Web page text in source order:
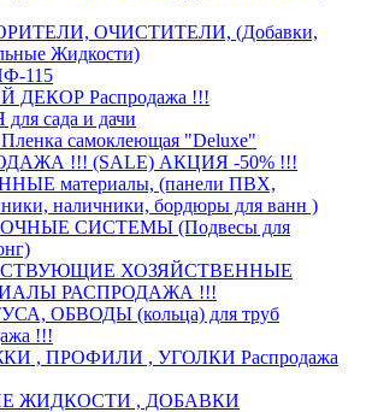
ОЧИСТИТЕЛИ, (Добавки,
Жидкости)
115
ДЕКОР Распродажа !!!
сада и дачи
самоклеющая "Deluxe"
!!! (SALE) АКЦИЯ -50% !!!
материалы, (панели ПВХ,
наличники, бордюры для ванн )
СИСТЕМЫ (Подвесы для
ХОЗЯЙСТВЕННЫЕ
РАСПРОДАЖА !!!
ОБВОДЫ (кольца) для труб
!!!
, ПРОФИЛИ , УГОЛКИ Распродажа
ЖИДКОСТИ , ДОБАВКИ